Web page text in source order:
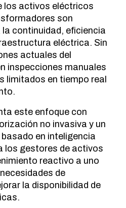
los activos eléctricos
son
continuidad, eficiencia
eléctrica. Sin
actuales del
inspecciones manuales
limitados en tiempo real
este enfoque con
no invasiva y un
en inteligencia
los gestores de activos
reactivo a uno
de
la disponibilidad de